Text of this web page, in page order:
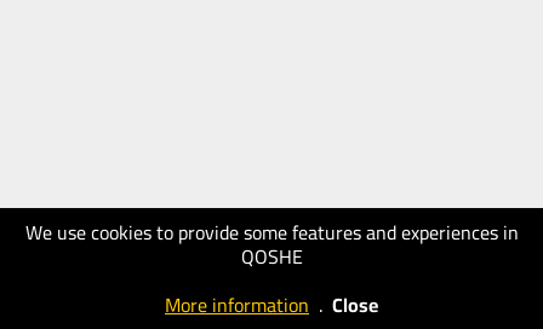
We use cookies to provide some features and experiences in
QOSHE
More information . Close